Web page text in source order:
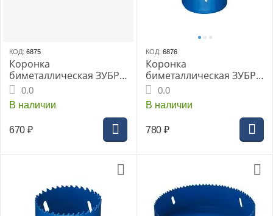
КОД: 6875
Коронка
биметаллическая ЗУБР
быстрорежущая сталь,
32мм
0.0
В наличии
670 ₽
КОД: 6876
Коронка
биметаллическая ЗУБР
быстрорежущая сталь,
41мм
0.0
В наличии
780 ₽